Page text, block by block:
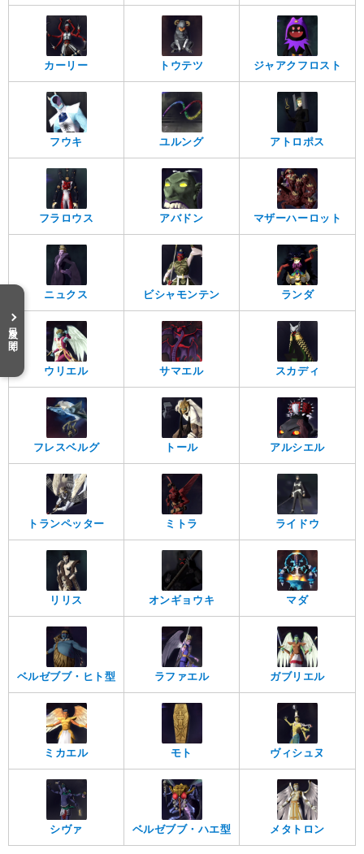
カーリー トウテツ ジャアクフロスト
フウキ ユルング アトロポス
フラロウス アバドン マザーハーロット
ニュクス ビシャモンテン ランダ
ウリエル サマエル スカディ
フレスベルグ トール アルシエル
トランペッター ミトラ ライドウ
リリス オンギョウキ マダ
ベルゼブブ・ヒト型 ラファエル ガブリエル
ミカエル モト ヴィシュヌ
シヴァ ベルゼブブ・ハエ型 メタトロン
目次を開く